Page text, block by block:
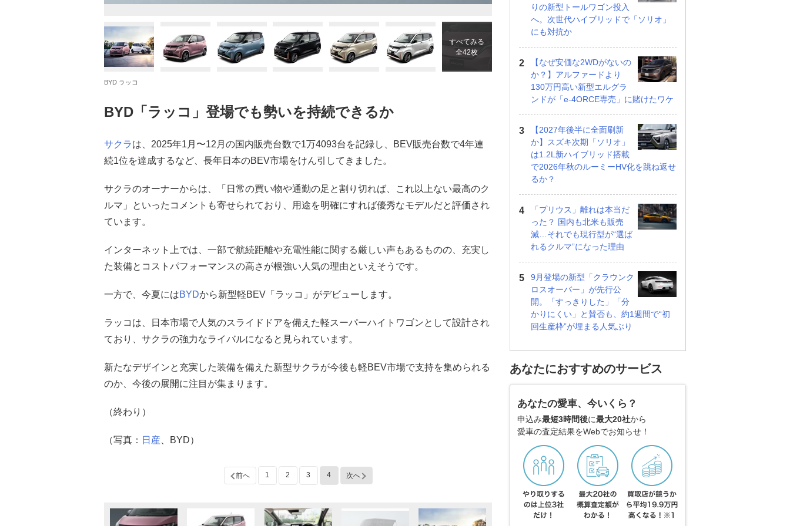
すべてみる
全42枚
BYD ラッコ
BYD「ラッコ」登場でも勢いを持続できるか
サクラは、2025年1月〜12月の国内販売台数で1万4093台を記録し、BEV販売台数で4年連
続1位を達成するなど、長年日本のBEV市場をけん引してきました。
サクラのオーナーからは、「日常の買い物や通勤の足と割り切れば、これ以上ない最高のク
ルマ」といったコメントも寄せられており、用途を明確にすれば優秀なモデルだと評価され
ています。
インターネット上では、一部で航続距離や充電性能に関する厳しい声もあるものの、充実し
た装備とコストパフォーマンスの高さが根強い人気の理由といえそうです。
一方で、今夏にはBYDから新型軽BEV「ラッコ」がデビューします。
ラッコは、日本市場で人気のスライドドアを備えた軽スーパーハイトワゴンとして設計され
ており、サクラの強力なライバルになると見られています。
新たなデザインと充実した装備を備えた新型サクラが今後も軽BEV市場で支持を集められる
のか、今後の展開に注目が集まります。
（終わり）
（写真： 日産 、BYD）
前へ 1 2 3 4 次へ
りの新型トールワゴン投入
へ。次世代ハイブリッドで「ソリオ」
にも対抗か
【なぜ安価な2WDがないの
か？】アルファードより
130万円高い新型エルグラ
ンドが「e-4ORCE専売」に賭けたワケ
【2027年後半に全面刷新
か】スズキ次期「ソリオ」
は1.2L新ハイブリッド搭載
で2026年秋のルーミーHV化を跳ね返せ
るか？
「プリウス」離れは本当だ
った？ 国内も北米も販売
減…それでも現行型が“選ば
れるクルマ”になった理由
9月登場の新型「クラウンク
ロスオーバー」が先行公
開。「すっきりした」「分
かりにくい」と賛否も、約1週間で“初
回生産枠”が埋まる人気ぶり
あなたにおすすめのサービス
あなたの愛車、今いくら？
申込み最短3時間後に最大20社から
愛車の査定結果をWebでお知らせ！